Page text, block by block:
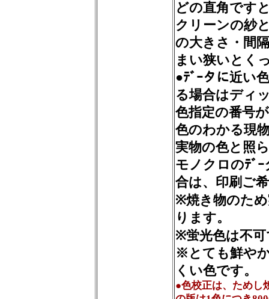
どの直角です
クリーンの紗
の大きさ・間
まい狭いとく
●ﾃﾞｰタに近い
る場合はディ
色指定の番号
色のわかる現
実物の色と照
モノクロのﾃﾞ
合は、印刷ご
※焼き物のた
ります。
※蛍光色は不
※とても鮮や
くい色です。
●色校正は、ためし